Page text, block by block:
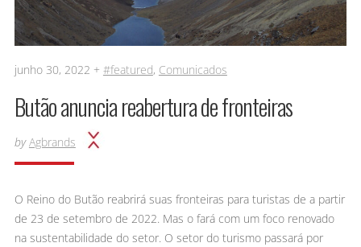
junho 30, 2022 + #featured, Comunicados
Butão anuncia reabertura de fronteiras
by Agbrands
O Reino do Butão reabrirá suas fronteiras para turistas de a partir
de 23 de setembro de 2022. Mas o fará com um foco renovado
na sustentabilidade do setor. O setor do turismo passará por